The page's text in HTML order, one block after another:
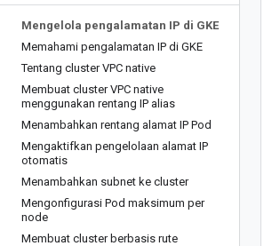
Mengelola pengalamatan IP di GKE
Memahami pengalamatan IP di GKE
Tentang cluster VPC native
Membuat cluster VPC native
menggunakan rentang IP alias
Menambahkan rentang alamat IP Pod
Mengaktifkan pengelolaan alamat IP
otomatis
Menambahkan subnet ke cluster
Mengonfigurasi Pod maksimum per
node
Membuat cluster berbasis rute